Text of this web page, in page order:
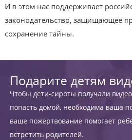
И в этом нас поддерживает
законодательство, защищающее
сохранение тайны.
Подарите детям
Чтобы дети-сироты получали
попасть домой, необходима ваша
ваше пожертвование помогает
встретить родителей.